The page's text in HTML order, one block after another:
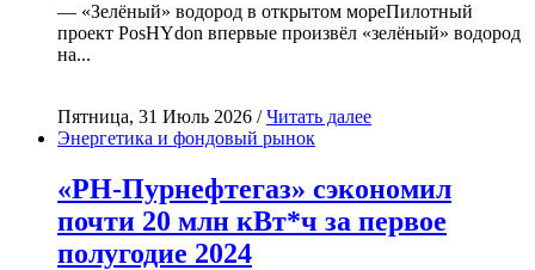
— «Зелёный» водород в открытом мореПилотный
проект PosHYdon впервые произвёл «зелёный» водород
на...
Пятница, 31 Июль 2026 /Читать далее
Энергетика и фондовый рынок
«РН-Пурнефтегаз» сэкономил
почти 20 млн кВт*ч за первое
полугодие 2024